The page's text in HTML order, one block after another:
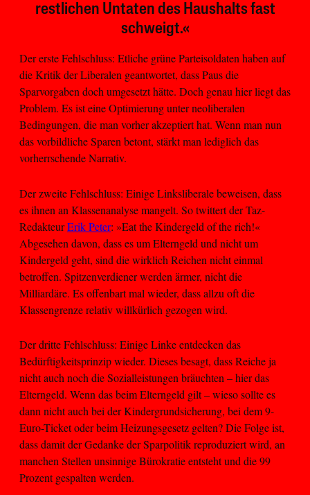
restlichen Untaten des Haushalts fast
schweigt.«
Der erste Fehlschluss: Etliche grüne Parteisoldaten haben auf
die Kritik der Liberalen geantwortet, dass Paus die
Sparvorgaben doch umgesetzt hätte. Doch genau hier liegt das
Problem. Es ist eine Optimierung unter neoliberalen
Bedingungen, die man vorher akzeptiert hat. Wenn man nun
das vorbildliche Sparen betont, stärkt man lediglich das
vorherrschende Narrativ.
Der zweite Fehlschluss: Einige Linksliberale beweisen, dass
es ihnen an Klassenanalyse mangelt. So twittert der Taz-
RedakteurErik Peter: »Eat the Kindergeld of the rich!«
Abgesehen davon, dass es um Elterngeld und nicht um
Kindergeld geht, sind die wirklich Reichen nicht einmal
betroffen. Spitzenverdiener werden ärmer, nicht die
Milliardäre. Es offenbart mal wieder, dass allzu oft die
Klassengrenze relativ willkürlich gezogen wird.
Der dritte Fehlschluss: Einige Linke entdecken das
Bedürftigkeitsprinzip wieder. Dieses besagt, dass Reiche ja
nicht auch noch die Sozialleistungen bräuchten – hier das
Elterngeld. Wenn das beim Elterngeld gilt – wieso sollte es
dann nicht auch bei der Kindergrundsicherung, bei dem 9-
Euro-Ticket oder beim Heizungsgesetz gelten? Die Folge ist,
dass damit der Gedanke der Sparpolitik reproduziert wird, an
manchen Stellen unsinnige Bürokratie entsteht und die 99
Prozent gespalten werden.